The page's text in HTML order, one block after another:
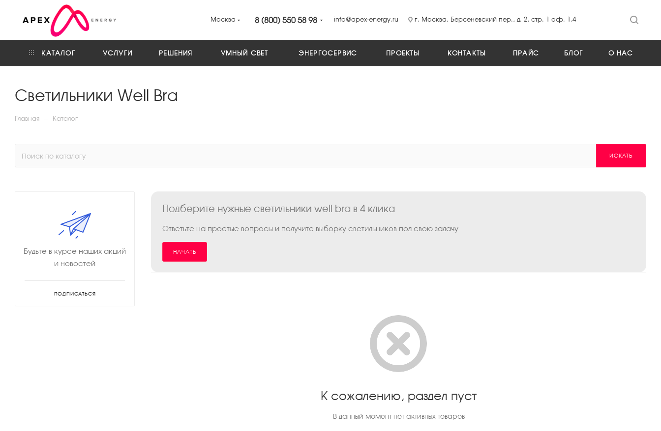
Москва 8 (800) 550 58 98 info@apex-energy.ru г. Москва, Берсеневский пер., д. 2, стр. 1 оф. 1.4
КАТАЛОГ УСЛУГИ РЕШЕНИЯ УМНЫЙ СВЕТ ЭНЕРГОСЕРВИС ПРОЕКТЫ КОНТАКТЫ ПРАЙС БЛОГ О НАС
Светильники Well Bra
Главная — Каталог
ИСКАТЬ
Подберите нужные светильники well bra в 4 клика
Ответьте на простые вопросы и получите выборку светильников под свою задачу
НАЧАТЬ
К сожалению, раздел пуст
В данный момент нет активных товаров
Будьте в курсе наших акций
и новостей
ПОДПИСАТЬСЯ